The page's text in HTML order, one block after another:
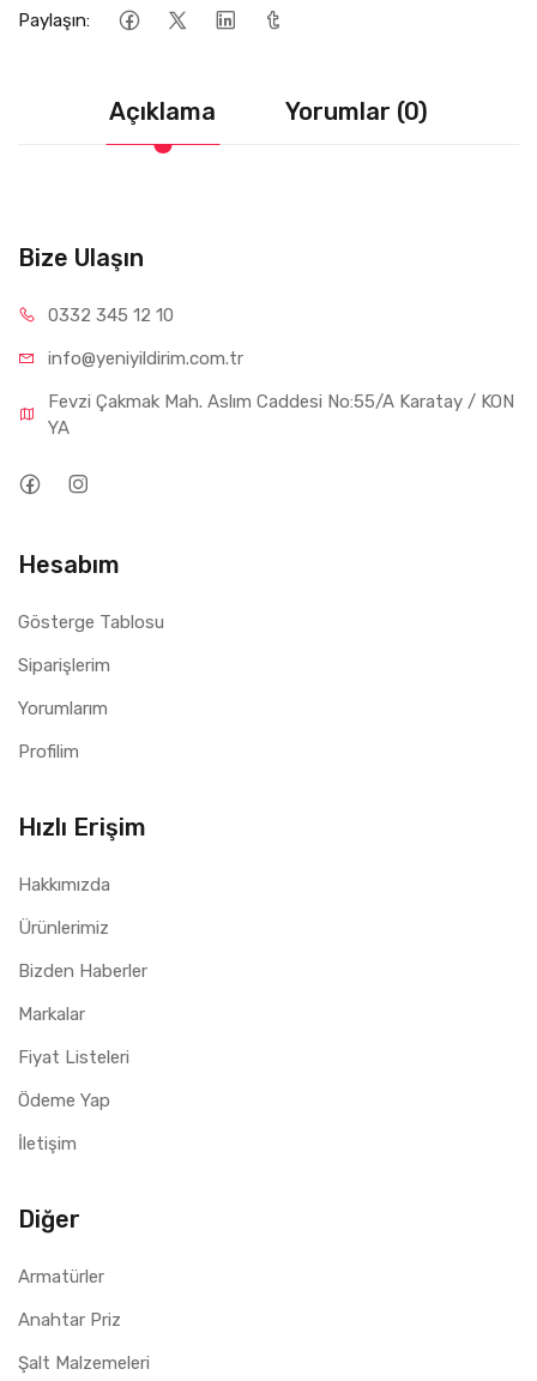
Paylaşın:
Açıklama Yorumlar (0)
Bize Ulaşın
0332 345 12 10
info@yeniyildirim.com.tr
Fevzi Çakmak Mah. Aslım Caddesi No:55/A Karatay / KON
YA
Hesabım
Gösterge Tablosu
Siparişlerim
Yorumlarım
Profilim
Hızlı Erişim
Hakkımızda
Ürünlerimiz
Bizden Haberler
Markalar
Fiyat Listeleri
Ödeme Yap
İletişim
Diğer
Armatürler
Anahtar Priz
Şalt Malzemeleri